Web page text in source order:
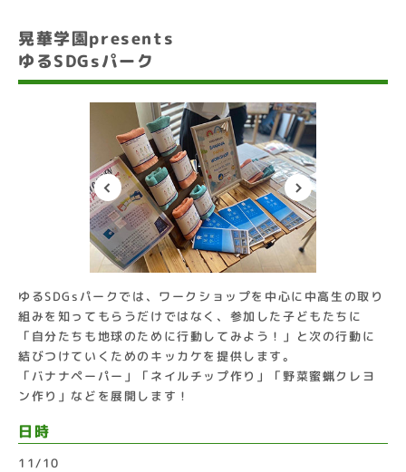
晃華学園presents
ゆるSDGsパーク
ゆるSDGsパークでは、ワークショップを中心に中高生の取り
組みを知ってもらうだけではなく、参加した子どもたちに
「自分たちも地球のために行動してみよう！」と次の行動に
結びつけていくためのキッカケを提供します。
「バナナペーパー」「ネイルチップ作り」「野菜蜜蝋クレヨ
ン作り」などを展開します！
日時
11/10